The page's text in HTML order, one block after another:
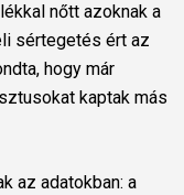
nőtt azoknak a
sértegetés ért az
hogy már
kaptak más
az adatokban: a